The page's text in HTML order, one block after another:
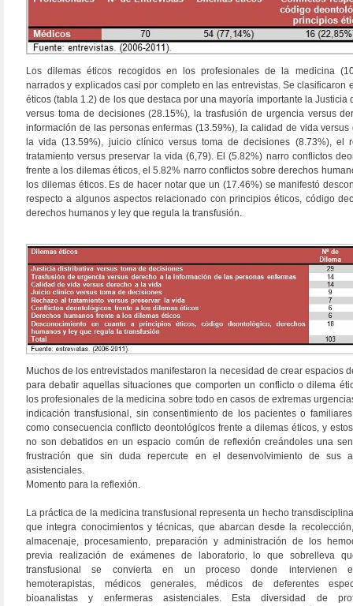
Los dilemas éticos recogidos en los profesionales de la medicina
narrados y explicados casi por completo en las entrevistas. Se clasificaron
éticos (tabla 1.2) de los que destaca por una mayoría importante la Justicia
versus toma de decisiones (28.15%), la trasfusión de urgencia versus
información de las personas enfermas (13.59%), la calidad de vida versus
la vida (13.59%), juicio clínico versus toma de decisiones (8.73%), el
tratamiento versus preservar la vida (6,79). El (5.82%) narro conflictos
frente a los dilemas éticos, el 5.82% narro conflictos sobre derechos
los dilemas éticos. Es de hacer notar que un (17.46%) se manifestó
respecto a algunos aspectos relacionado con principios éticos, código
derechos humanos y ley que regula la transfusión.
Muchos de los entrevistados manifestaron la necesidad de crear espacios
para debatir aquellas situaciones que comporten un conflicto o dilema
los profesionales de la medicina sobre todo en casos de extremas
indicación transfusional, sin consentimiento de los pacientes o
como consecuencia conflicto deontológicos frente a dilemas éticos, y
no son debatidos en un espacio común de reflexión creándoles una
frustración que sin duda repercute en el desenvolvimiento de sus
asistenciales.
Momento para la reflexión.
La práctica de la medicina transfusional representa un hecho
que integra conocimientos y técnicas, que abarcan desde la
almacenaje, procesamiento, preparación y administración de los
previa realización de exámenes de laboratorio, lo que sobrelleva
transfusional se convierta en un proceso donde intervienen
hemoterapistas, médicos generales, médicos de deferentes
bioanalistas y enfermeras asistenciales. Esta diversidad de